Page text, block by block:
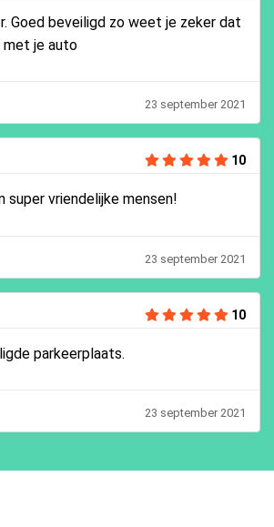
Goed beveiligd zo weet je zeker dat
met je auto
23 september 2021
10
super vriendelijke mensen!
23 september 2021
10
parkeerplaats.
23 september 2021